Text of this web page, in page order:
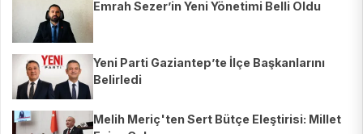
Emrah Sezer’in Yeni Yönetimi Belli Oldu
Yeni Parti Gaziantep’te İlçe Başkanlarını
Belirledi
Melih Meriç'ten Sert Bütçe Eleştirisi: Millet